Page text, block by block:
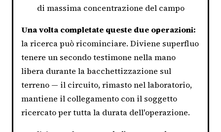
di massima concentrazione del campo
Una volta completate queste due operazioni:
la ricerca può ricominciare. Diviene superfluo
tenere un secondo testimone nella mano
libera durante la bacchettizzazione sul
terreno — il circuito, rimasto nel laboratorio,
mantiene il collegamento con il soggetto
ricercato per tutta la durata dell'operazione.